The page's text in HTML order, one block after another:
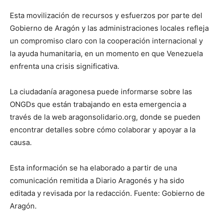
Esta movilización de recursos y esfuerzos por parte del
Gobierno de Aragón y las administraciones locales refleja
un compromiso claro con la cooperación internacional y
la ayuda humanitaria, en un momento en que Venezuela
enfrenta una crisis significativa.
La ciudadanía aragonesa puede informarse sobre las
ONGDs que están trabajando en esta emergencia a
través de la web aragonsolidario.org, donde se pueden
encontrar detalles sobre cómo colaborar y apoyar a la
causa.
Esta información se ha elaborado a partir de una
comunicación remitida a Diario Aragonés y ha sido
editada y revisada por la redacción. Fuente: Gobierno de
Aragón.